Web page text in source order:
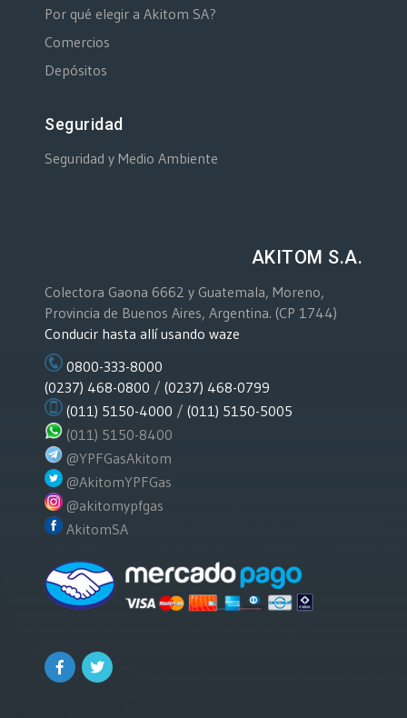
Por qué elegir a Akitom SA?
Comercios
Depósitos
Seguridad
Seguridad y Medio Ambiente
AKITOM S.A.
Colectora Gaona 6662 y Guatemala, Moreno,
Provincia de Buenos Aires, Argentina. (CP 1744)
Conducir hasta allí usando waze
0800-333-8000
(0237) 468-0800 / (0237) 468-0799
(011) 5150-4000 / (011) 5150-5005
(011) 5150-8400
@YPFGasAkitom
@AkitomYPFGas
@akitomypfgas
AkitomSA